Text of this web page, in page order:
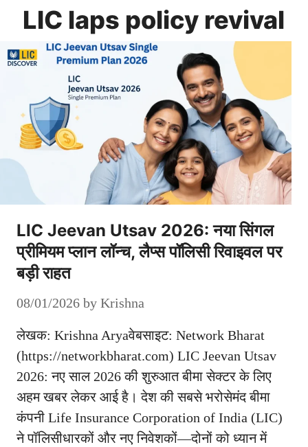
LIC laps policy revival
LIC Jeevan Utsav 2026: नया सिंगल
प्रीमियम प्लान लॉन्च, लैप्स पॉलिसी रिवाइवल पर
बड़ी राहत
08/01/2026 by Krishna
लेखक: Krishna Aryaवेबसाइट: Network Bharat
(https://networkbharat.com) LIC Jeevan Utsav
2026: नए साल 2026 की शुरुआत बीमा सेक्टर के लिए
अहम खबर लेकर आई है। देश की सबसे भरोसेमंद बीमा
कंपनी Life Insurance Corporation of India (LIC)
ने पॉलिसीधारकों और नए निवेशकों—दोनों को ध्यान में